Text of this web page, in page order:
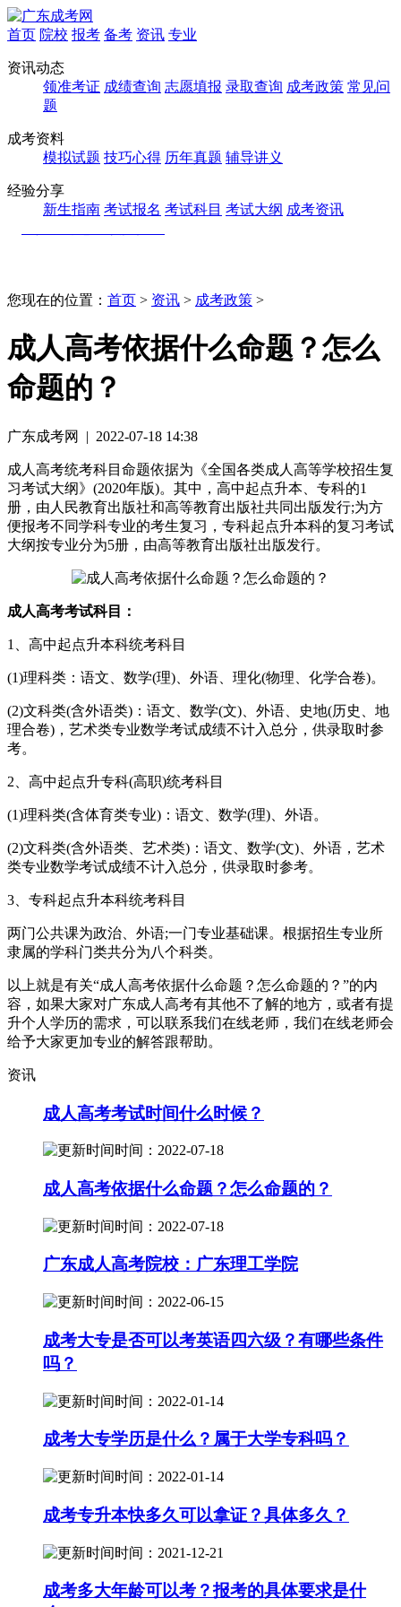
首页 院校 报考 备考 资讯 专业
资讯动态
领准考证 成绩查询 志愿填报 录取查询 成考政策 常见问
题
成考资料
模拟试题 技巧心得 历年真题 辅导讲义
经验分享
新生指南 考试报名 考试科目 考试大纲 成考资讯
您现在的位置： 首页 > 资讯 > 成考政策 >
成人高考依据什么命题？怎么
命题的？
广东成考网 | 2022-07-18 14:38
成人高考统考科目命题依据为《全国各类成人高等学校招生复
习考试大纲》(2020年版)。其中，高中起点升本、专科的1
册，由人民教育出版社和高等教育出版社共同出版发行;为方
便报考不同学科专业的考生复习，专科起点升本科的复习考试
大纲按专业分为5册，由高等教育出版社出版发行。
成人高考考试科目：
1、高中起点升本科统考科目
(1)理科类：语文、数学(理)、外语、理化(物理、化学合卷)。
(2)文科类(含外语类)：语文、数学(文)、外语、史地(历史、地
理合卷)，艺术类专业数学考试成绩不计入总分，供录取时参
考。
2、高中起点升专科(高职)统考科目
(1)理科类(含体育类专业)：语文、数学(理)、外语。
(2)文科类(含外语类、艺术类)：语文、数学(文)、外语，艺术
类专业数学考试成绩不计入总分，供录取时参考。
3、专科起点升本科统考科目
两门公共课为政治、外语;一门专业基础课。根据招生专业所
隶属的学科门类共分为八个科类。
以上就是有关“成人高考依据什么命题？怎么命题的？”的内
容，如果大家对广东成人高考有其他不了解的地方，或者有提
升个人学历的需求，可以联系我们在线老师，我们在线老师会
给予大家更加专业的解答跟帮助。
资讯
成人高考考试时间什么时候？
时间：2022-07-18
成人高考依据什么命题？怎么命题的？
时间：2022-07-18
广东成人高考院校：广东理工学院
时间：2022-06-15
成考大专是否可以考英语四六级？有哪些条件
吗？
时间：2022-01-14
成考大专学历是什么？属于大学专科吗？
时间：2022-01-14
成考专升本快多久可以拿证？具体多久？
时间：2021-12-21
成考多大年龄可以考？报考的具体要求是什